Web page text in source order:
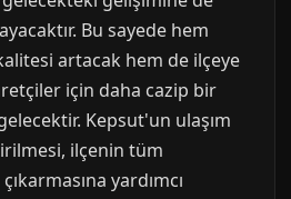
Bu sayede hem
artacak hem de ilçeye
için daha cazip bir
Kepsut'un ulaşım
ilçenin tüm
yardımcı